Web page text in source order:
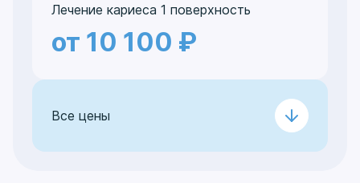
Лечение кариеса 1 поверхность
от 10 100 ₽
Все цены